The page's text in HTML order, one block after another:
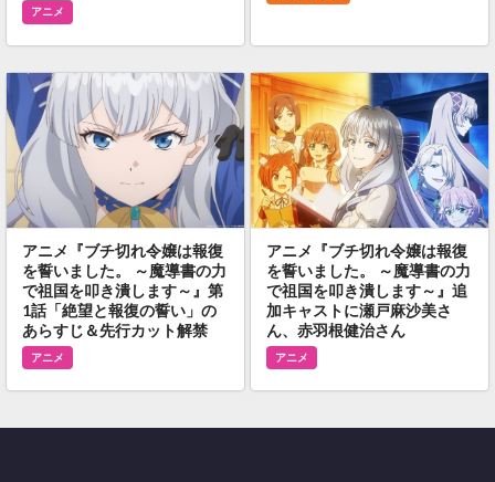
アニメ
アニメ『ブチ切れ令嬢は報復
を誓いました。 ～魔導書の力
で祖国を叩き潰します～』第
1話「絶望と報復の誓い」の
あらすじ＆先行カット解禁
アニメ
アニメ『ブチ切れ令嬢は報復
を誓いました。 ～魔導書の力
で祖国を叩き潰します～』追
加キャストに瀬戸麻沙美さ
ん、赤羽根健治さん
アニメ